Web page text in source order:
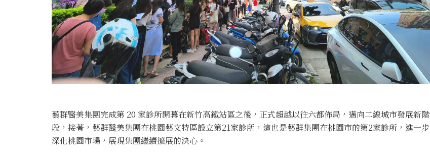
藝群醫美集團完成第 20 家診所開幕在新竹高鐵站區之後，正式超越以往六都佈局，邁向二線城市發展新階
段，接著，藝群醫美集團在桃園藝文特區設立第21家診所，這也是藝群集團在桃園市的第2家診所，進一步
深化桃園市場，展現集團繼續擴展的決心。